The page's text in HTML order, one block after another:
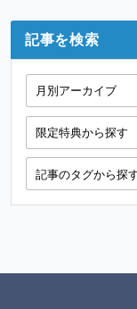
記事を検索